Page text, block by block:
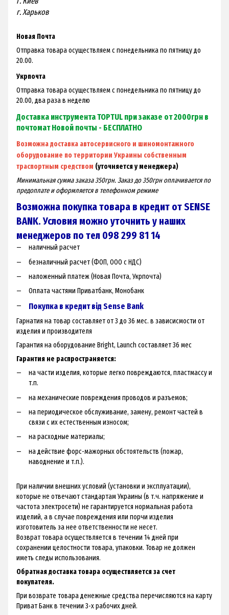
г. Харьков
Новая Почта
Отправка товара осуществляем с понедельника по пятницу до
20.00.
Укрпочта
Отправка товара осуществляем с понедельника по пятницу до
20.00, два раза в неделю
Доставка инструмента TOPTUL при заказе от 2000грн в
почтомат Новой почты - БЕСПЛАТНО
Возможна доставка автосервисного и шиномонтажного
оборудование по территории Украины собственным
траспортным средством (уточняется у менеджера)
Минимальная сумма заказа 350грн. Заказ до 350грн оплачивается по
предоплате и оформляется в телефонном режиме
Возможна покупка товара в кредит от SENSE
BANK. Условия можно уточнить у наших
менеджеров по тел 098 299 81 14
наличный расчет
безналичный расчет (ФОП, ООО с НДС)
наложенный платеж (Новая Почта, Укрпочта)
Оплата частями Приватбанк, Монобанк
Покупка в кредит від Sense Bank
Гарнатия на товар составляет от 3 до 36 мес. в зависисмости от
изделия и производителя
Гарантия на оборудование Bright, Launch составляет 36 мес
Гарантия не распространяется:
на части изделия, которые легко повреждаются, пластмассу и
т.п.
на механические повреждения проводов и разъемов;
на периодическое обслуживание, замену, ремонт частей в
связи с их естественным износом;
на расходные материалы;
на действие форс-мажорных обстоятельств (пожар,
наводнение и т.п.).
При наличии внешних условий (установки и эксплуатации),
которые не отвечают стандартам Украины (в т.ч. напряжение и
частота электросети) не гарантируется нормальная работа
изделий, а в случае повреждения или порчи изделия
изготовитель за нее ответственности не несет.
Возврат товара осуществляется в течении 14 дней при
сохранении целостности товара, упаковки. Товар не должен
иметь следы использования.
Обратная доставка товара осуществляется за счет
покупателя.
При возврате товара денежные средства перечисляются на карту
Приват Банк в течении 3-х рабочих дней.